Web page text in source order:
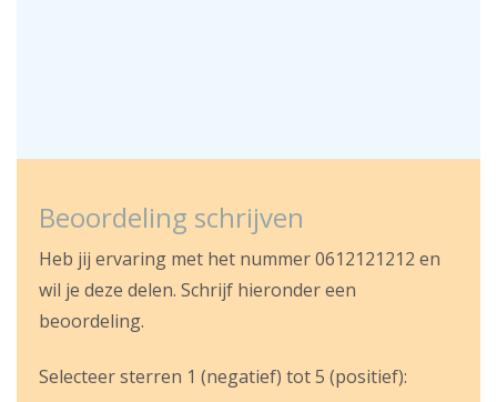
Beoordeling schrijven
Heb jij ervaring met het nummer 0612121212 en
wil je deze delen. Schrijf hieronder een
beoordeling.
Selecteer sterren 1 (negatief) tot 5 (positief):